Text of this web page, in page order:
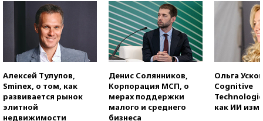
Алексей Тулупов,
Sminex, о том, как
развивается рынок
элитной
недвижимости
Денис Солянников,
Корпорация МСП, о
мерах поддержки
малого и среднего
бизнеса
Ольга
Cognitive
как ИИ